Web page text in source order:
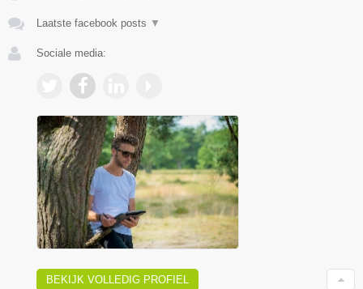
Laatste facebook posts ▼
Sociale media:
BEKIJK VOLLEDIG PROFIEL